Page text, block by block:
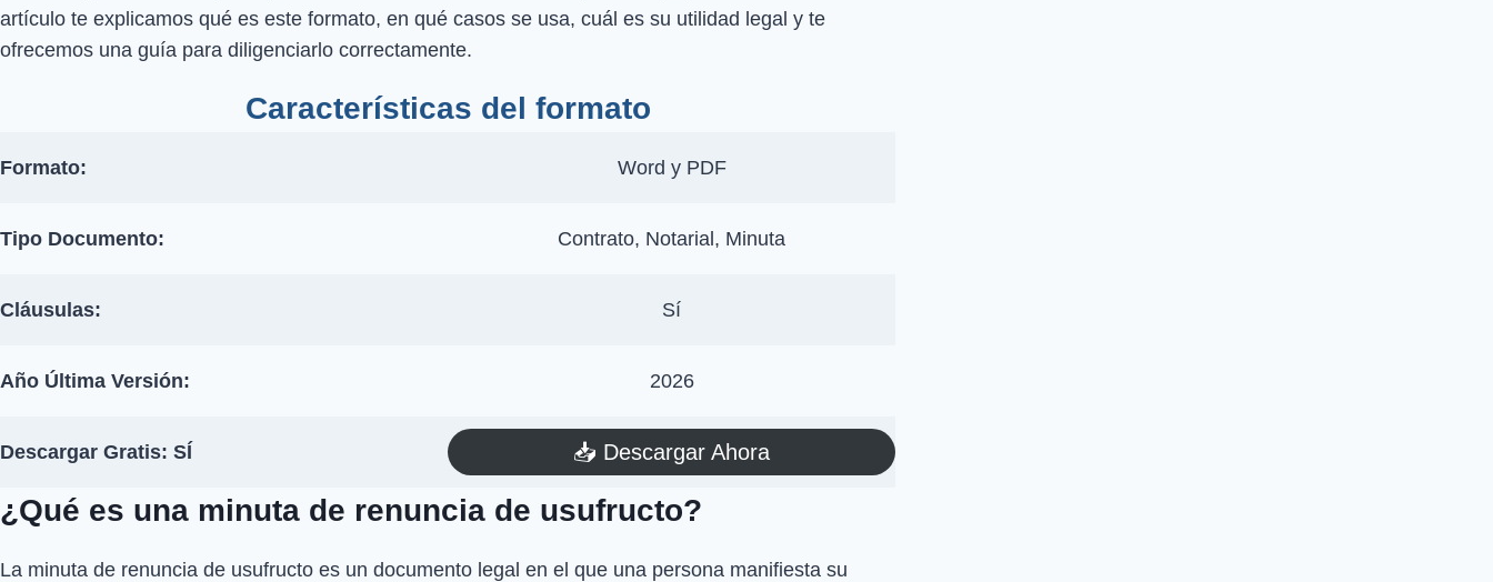
artículo te explicamos qué es este formato, en qué casos se usa, cuál es su utilidad legal y te
ofrecemos una guía para diligenciarlo correctamente.
Características del formato
Formato: Word y PDF
Tipo Documento: Contrato, Notarial, Minuta
Cláusulas: Sí
Año Última Versión: 2026
Descargar Gratis: SÍ 📥​ Descargar Ahora
¿Qué es una minuta de renuncia de usufructo?
La minuta de renuncia de usufructo es un documento legal en el que una persona manifiesta su